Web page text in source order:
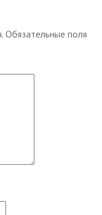
Обязательные поля